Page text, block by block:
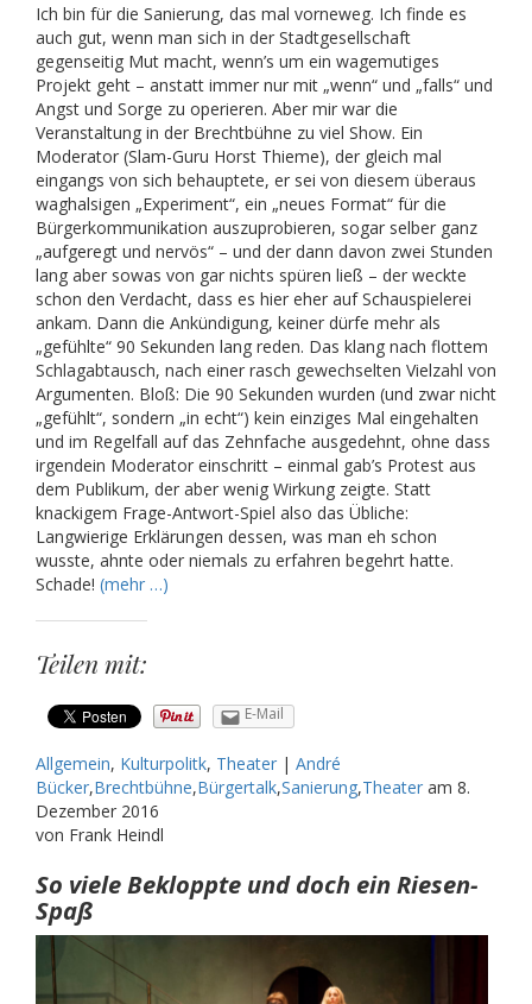
Ich bin für die Sanierung, das mal vorneweg. Ich finde es
auch gut, wenn man sich in der Stadtgesellschaft
gegenseitig Mut macht, wenn’s um ein wagemutiges
Projekt geht – anstatt immer nur mit „wenn“ und „falls“ und
Angst und Sorge zu operieren. Aber mir war die
Veranstaltung in der Brechtbühne zu viel Show. Ein
Moderator (Slam-Guru Horst Thieme), der gleich mal
eingangs von sich behauptete, er sei von diesem überaus
waghalsigen „Experiment“, ein „neues Format“ für die
Bürgerkommunikation auszuprobieren, sogar selber ganz
„aufgeregt und nervös“ – und der dann davon zwei Stunden
lang aber sowas von gar nichts spüren ließ – der weckte
schon den Verdacht, dass es hier eher auf Schauspielerei
ankam. Dann die Ankündigung, keiner dürfe mehr als
„gefühlte“ 90 Sekunden lang reden. Das klang nach flottem
Schlagabtausch, nach einer rasch gewechselten Vielzahl von
Argumenten. Bloß: Die 90 Sekunden wurden (und zwar nicht
„gefühlt“, sondern „in echt“) kein einziges Mal eingehalten
und im Regelfall auf das Zehnfache ausgedehnt, ohne dass
irgendein Moderator einschritt – einmal gab’s Protest aus
dem Publikum, der aber wenig Wirkung zeigte. Statt
knackigem Frage-Antwort-Spiel also das Übliche:
Langwierige Erklärungen dessen, was man eh schon
wusste, ahnte oder niemals zu erfahren begehrt hatte.
Schade! (mehr …)
Teilen mit:
E-Mail
Allgemein, Kulturpolitk, Theater | André
Bücker,Brechtbühne,Bürgertalk,Sanierung,Theater am 8.
Dezember 2016
von Frank Heindl
So viele Bekloppte und doch ein Riesen-
Spaß